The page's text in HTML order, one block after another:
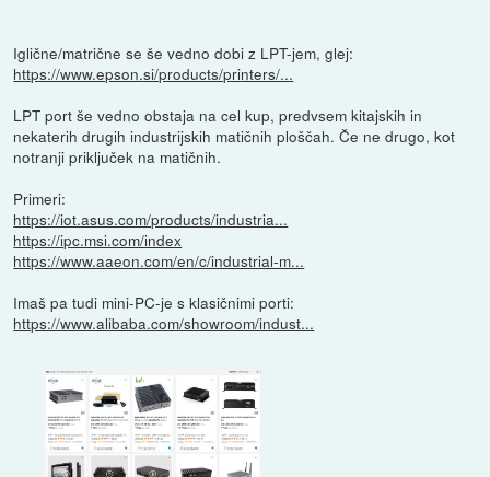
Iglične/matrične se še vedno dobi z LPT-jem, glej:
https://www.epson.si/products/printers/...
LPT port še vedno obstaja na cel kup, predvsem kitajskih in
nekaterih drugih industrijskih matičnih ploščah. Če ne drugo, kot
notranji priključek na matičnih.
Primeri:
https://iot.asus.com/products/industria...
https://ipc.msi.com/index
https://www.aaeon.com/en/c/industrial-m...
Imaš pa tudi mini-PC-je s klasičnimi porti:
https://www.alibaba.com/showroom/indust...